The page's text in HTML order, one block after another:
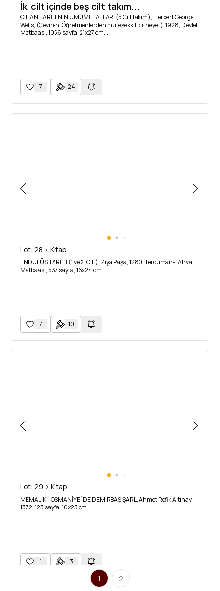
İki cilt içinde beş cilt takım...
CİHAN TARİHİNİN UMUMİ HATLARI (5 Cilt takım), Herbert George
Wells, (Çeviren: Öğretmenlerden müteşekkil bir heyet), 1928, Devlet
Matbaası, 1056 sayfa, 21x27 cm...
7 24
Lot: 28 > Kitap
ENDÜLÜS TARİHİ (1 ve 2. Cilt), Ziya Paşa, 1280, Tercüman-ı Ahval
Matbaası, 537 sayfa, 16x24 cm...
7 10
Lot: 29 > Kitap
MEMALİK-İ OSMANİYE´DE DEMİRBAŞ ŞARL, Ahmet Refik Altınay,
1332, 123 sayfa, 16x23 cm...
1 3
1 2